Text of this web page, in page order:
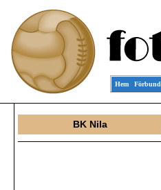
Hem
BK Nila